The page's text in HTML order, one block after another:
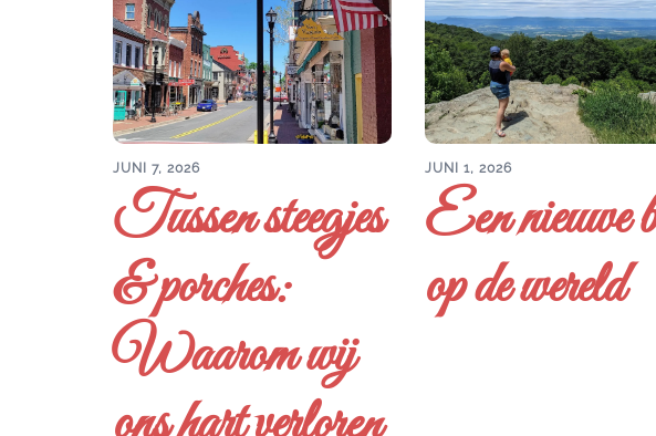
JUNI 7, 2026
Tussen steegjes
& porches:
Waarom wij
JUNI 1, 2026
Een nieuwe
op de wereld